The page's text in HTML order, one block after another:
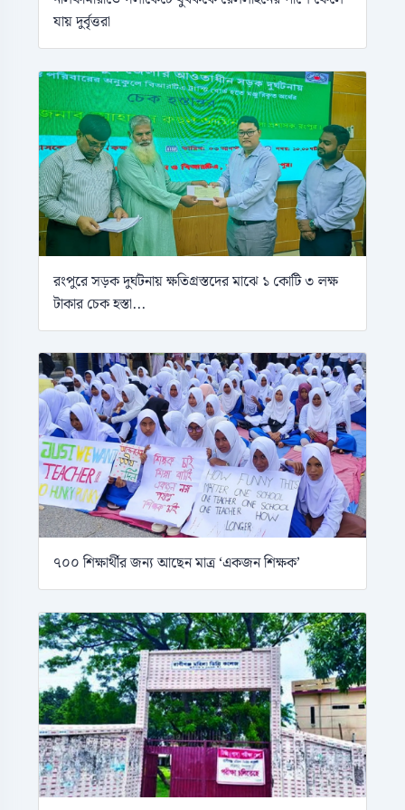
যায় দুর্বৃত্তরা
রংপুরে সড়ক দুর্ঘটনায় ক্ষতিগ্রস্তদের মাঝে ১ কোটি ৩ লক্ষ
টাকার চেক হস্তা...
৭০০ শিক্ষার্থীর জন্য আছেন মাত্র ‘একজন শিক্ষক’